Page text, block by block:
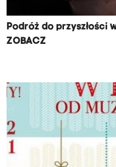
Podróż do przyszłości
ZOBACZ